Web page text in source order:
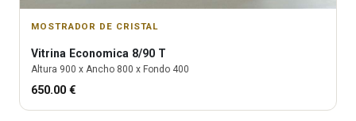
MOSTRADOR DE CRISTAL
Vitrina Economica 8/90 T
Altura 900 x Ancho 800 x Fondo 400
650.00 €